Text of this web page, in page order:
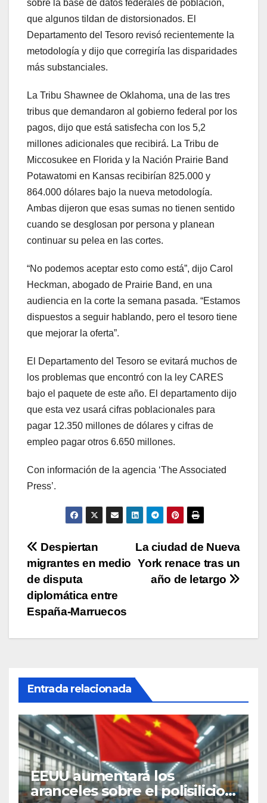
sobre la base de datos federales de población,
que algunos tildan de distorsionados. El
Departamento del Tesoro revisó recientemente la
metodología y dijo que corregiría las disparidades
más substanciales.
La Tribu Shawnee de Oklahoma, una de las tres
tribus que demandaron al gobierno federal por los
pagos, dijo que está satisfecha con los 5,2
millones adicionales que recibirá. La Tribu de
Miccosukee en Florida y la Nación Prairie Band
Potawatomi en Kansas recibirían 825.000 y
864.000 dólares bajo la nueva metodología.
Ambas dijeron que esas sumas no tienen sentido
cuando se desglosan por persona y planean
continuar su pelea en las cortes.
“No podemos aceptar esto como está”, dijo Carol
Heckman, abogado de Prairie Band, en una
audiencia en la corte la semana pasada. “Estamos
dispuestos a seguir hablando, pero el tesoro tiene
que mejorar la oferta”.
El Departamento del Tesoro se evitará muchos de
los problemas que encontró con la ley CARES
bajo el paquete de este año. El departamento dijo
que esta vez usará cifras poblacionales para
pagar 12.350 millones de dólares y cifras de
empleo pagar otros 6.650 millones.
Con información de la agencia ‘The Associated
Press’.
Navegación
de
entradas
La ciudad de Nueva
York renace tras un
año de letargo
Despiertan
migrantes en medio
de disputa
diplomática entre
España-Marruecos
Entrada relacionada
EEUU aumentará los
aranceles sobre el polisilicio,